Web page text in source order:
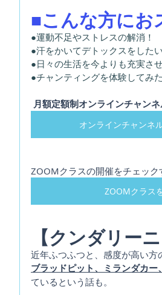
■こんな方にお
●運動不足やストレスの解消！
●汗をかいてデトックスをしたい
●日々の生活を今よりも充実さ
●チャンティングを体験してみ
月額定額制オンラインチャン
オンラインチャンネ
ZOOMクラスの開催をチェック
ZOOMクラス
【クンダリーニ
近年ふつふつと、感度が高い方
ブラッドピット、ミランダカー
ているという話も。